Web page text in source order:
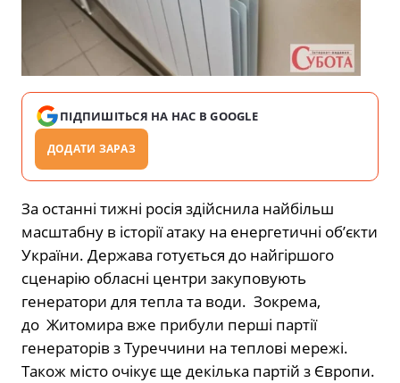
ПІДПИШІТЬСЯ НА НАС В GOOGLE
ДОДАТИ ЗАРАЗ
За останні тижні росія здійснила найбільш
масштабну в історії атаку на енергетичні об’єкти
України. Держава готується до найгіршого
сценарію обласні центри закуповують
генератори для тепла та води. Зокрема,
до Житомира вже прибули перші партії
генераторів з Туреччини на теплові мережі.
Також місто очікує ще декілька партій з Європи.